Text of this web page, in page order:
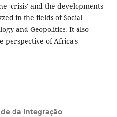
'crisis' and the developments
in the fields of Social
and Geopolitics. It also
perspective of Africa's
da Integração